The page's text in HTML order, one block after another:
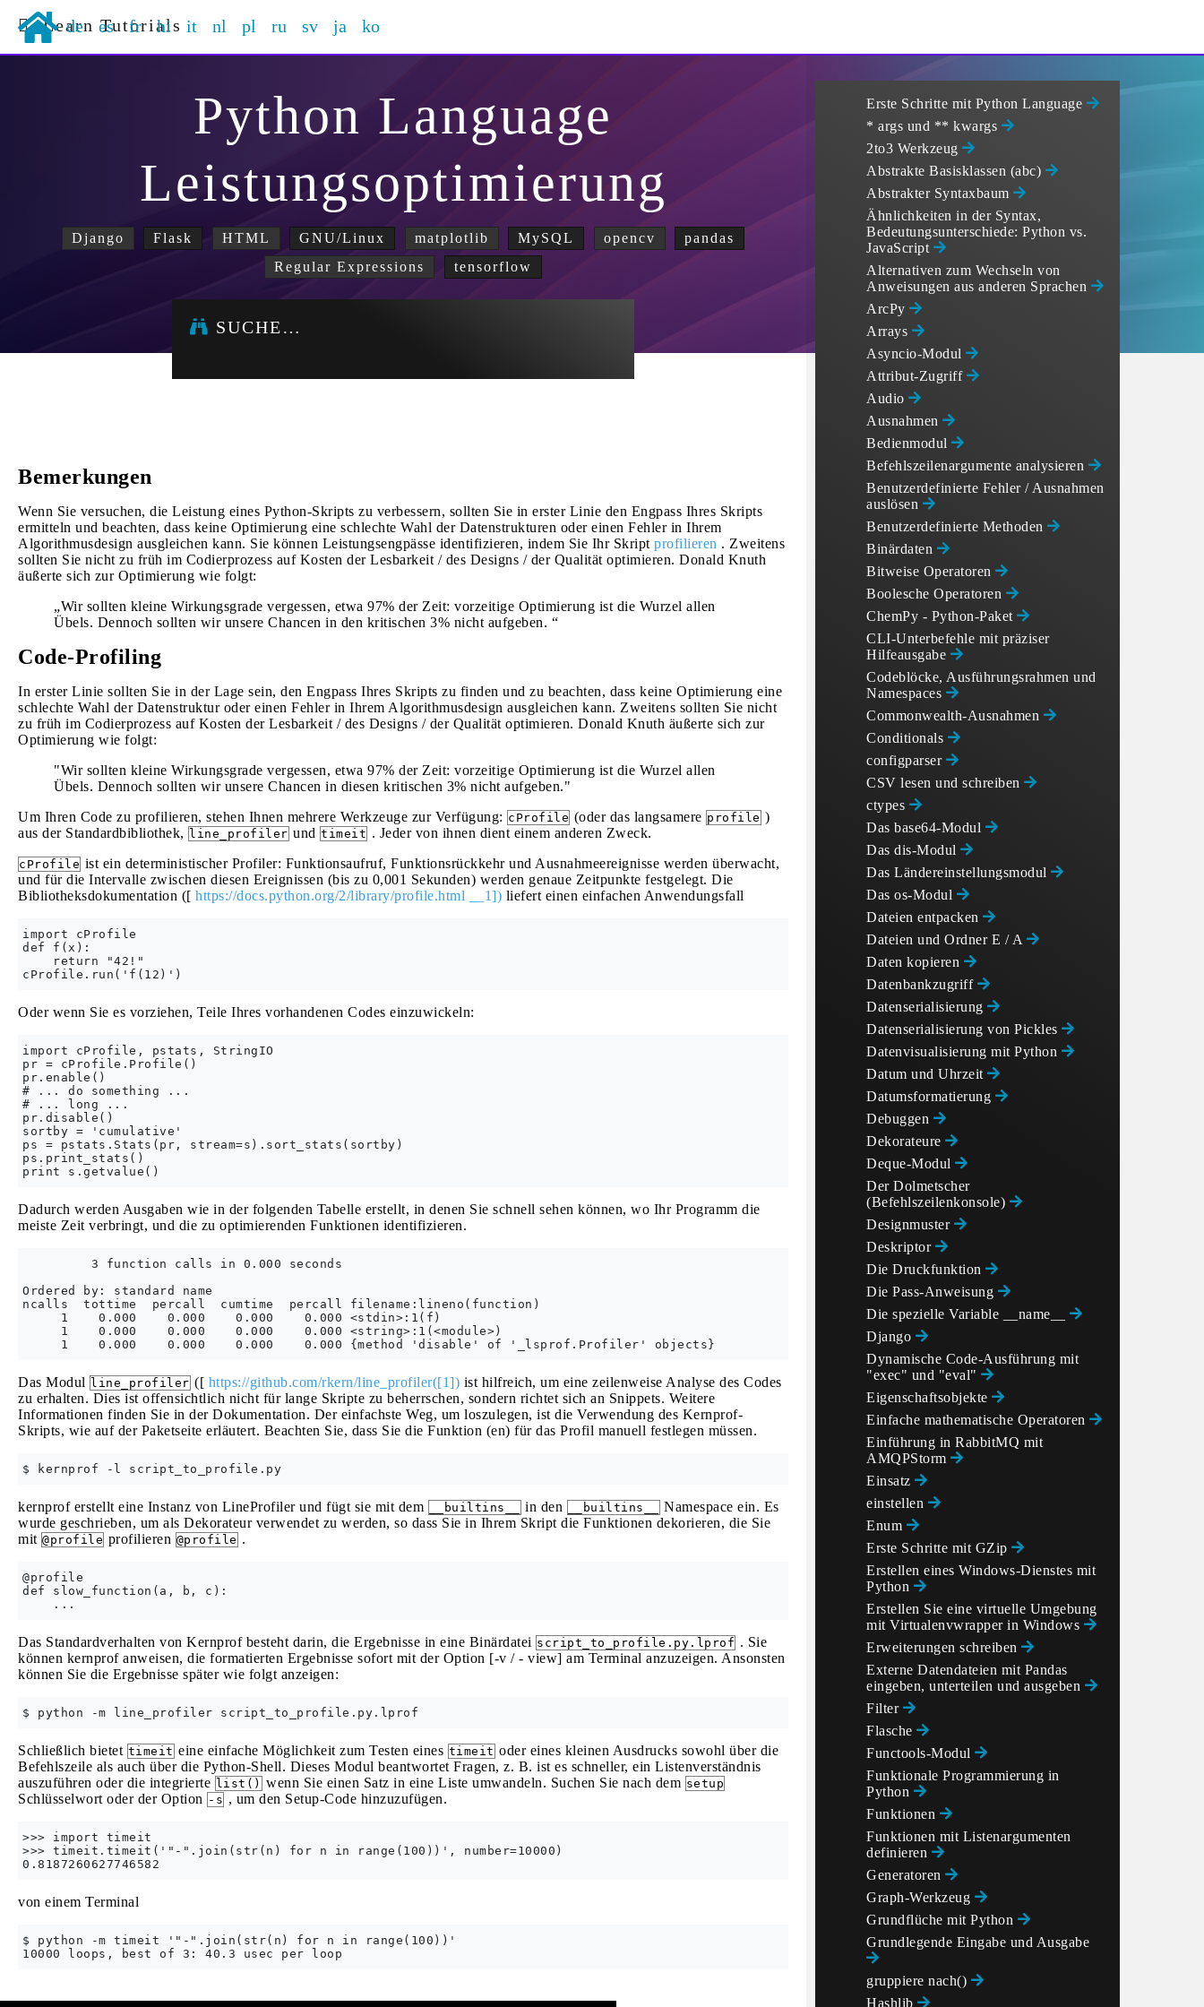
Learn Tutorials
de es fr hi it nl pl ru sv ja ko
Python Language
Leistungsoptimierung
Django Flask HTML GNU/Linux matplotlib MySQL opencv
pandas
Regular Expressions
tensorflow
SUCHE…
Bemerkungen
Wenn Sie versuchen, die Leistung eines Python-Skripts zu verbessern, sollten Sie in erster Linie den Engpass Ihres Skripts
ermitteln und beachten, dass keine Optimierung eine schlechte Wahl der Datenstrukturen oder einen Fehler in Ihrem
Algorithmusdesign ausgleichen kann. Sie können Leistungsengpässe identifizieren, indem Sie Ihr Skript profilieren . Zweitens
sollten Sie nicht zu früh im Codierprozess auf Kosten der Lesbarkeit / des Designs / der Qualität optimieren. Donald Knuth
äußerte sich zur Optimierung wie folgt:
„Wir sollten kleine Wirkungsgrade vergessen, etwa 97% der Zeit: vorzeitige Optimierung ist die Wurzel allen
Übels. Dennoch sollten wir unsere Chancen in den kritischen 3% nicht aufgeben. “
Code-Profiling
In erster Linie sollten Sie in der Lage sein, den Engpass Ihres Skripts zu finden und zu beachten, dass keine Optimierung eine
schlechte Wahl der Datenstruktur oder einen Fehler in Ihrem Algorithmusdesign ausgleichen kann. Zweitens sollten Sie nicht
zu früh im Codierprozess auf Kosten der Lesbarkeit / des Designs / der Qualität optimieren. Donald Knuth äußerte sich zur
Optimierung wie folgt:
"Wir sollten kleine Wirkungsgrade vergessen, etwa 97% der Zeit: vorzeitige Optimierung ist die Wurzel allen
Übels. Dennoch sollten wir unsere Chancen in diesen kritischen 3% nicht aufgeben."
Um Ihren Code zu profilieren, stehen Ihnen mehrere Werkzeuge zur Verfügung: cProfile (oder das langsamere profile )
aus der Standardbibliothek, line_profiler und timeit . Jeder von ihnen dient einem anderen Zweck.
cProfile ist ein deterministischer Profiler: Funktionsaufruf, Funktionsrückkehr und Ausnahmeereignisse werden überwacht,
und für die Intervalle zwischen diesen Ereignissen (bis zu 0,001 Sekunden) werden genaue Zeitpunkte festgelegt. Die
Bibliotheksdokumentation ([ https://docs.python.org/2/library/profile.html __1]) liefert einen einfachen Anwendungsfall
import cProfile
def f(x):
    return "42!"
Oder wenn Sie es vorziehen, Teile Ihres vorhandenen Codes einzuwickeln:
import cProfile, pstats, StringIO
pr = cProfile.Profile()
pr.enable()
# ... do something ...
# ... long ...
pr.disable()
sortby = 'cumulative'
ps = pstats.Stats(pr, stream=s).sort_stats(sortby)
ps.print_stats()
Dadurch werden Ausgaben wie in der folgenden Tabelle erstellt, in denen Sie schnell sehen können, wo Ihr Programm die
meiste Zeit verbringt, und die zu optimierenden Funktionen identifizieren.
         3 function calls in 0.000 seconds
Ordered by: standard name
ncalls  tottime  percall  cumtime  percall filename:lineno(function)
     1    0.000    0.000    0.000    0.000 <stdin>:1(f)
     1    0.000    0.000    0.000    0.000 <string>:1(<module>)
Das Modul line_profiler ([ https://github.com/rkern/line_profiler([1]) ist hilfreich, um eine zeilenweise Analyse des Codes
zu erhalten. Dies ist offensichtlich nicht für lange Skripte zu beherrschen, sondern richtet sich an Snippets. Weitere
Informationen finden Sie in der Dokumentation. Der einfachste Weg, um loszulegen, ist die Verwendung des Kernprof-
Skripts, wie auf der Paketseite erläutert. Beachten Sie, dass Sie die Funktion (en) für das Profil manuell festlegen müssen.
kernprof erstellt eine Instanz von LineProfiler und fügt sie mit dem __builtins__ in den __builtins__
Namespace ein. Es
wurde geschrieben, um als Dekorateur verwendet zu werden, so dass Sie in Ihrem Skript die Funktionen dekorieren, die Sie
mit @profile profilieren @profile .
@profile
def slow_function(a, b, c):
Das Standardverhalten von Kernprof besteht darin, die Ergebnisse in eine Binärdatei script_to_profile.py.lprof . Sie
können kernprof anweisen, die formatierten Ergebnisse sofort mit der Option [-v / - view] am Terminal anzuzeigen. Ansonsten
können Sie die Ergebnisse später wie folgt anzeigen:
Schließlich bietet timeit eine einfache Möglichkeit zum Testen eines timeit oder eines kleinen Ausdrucks sowohl über die
Befehlszeile als auch über die Python-Shell. Dieses Modul beantwortet Fragen, z. B. ist es schneller, ein Listenverständnis
auszuführen oder die integrierte list() wenn Sie einen Satz in eine Liste umwandeln. Suchen Sie nach dem setup
Schlüsselwort oder der Option -s , um den Setup-Code hinzuzufügen.
>>> import timeit
>>> timeit.timeit('"-".join(str(n) for n in range(100))', number=10000)
von einem Terminal
$ python -m timeit '"-".join(str(n) for n in range(100))'
Erste Schritte mit Python Language
* args und ** kwargs
2to3 Werkzeug
Abstrakte Basisklassen (abc)
Abstrakter Syntaxbaum
Ähnlichkeiten in der Syntax,
Bedeutungsunterschiede: Python vs.
JavaScript
Alternativen zum Wechseln von
Anweisungen aus anderen Sprachen
ArcPy
Arrays
Asyncio-Modul
Attribut-Zugriff
Audio
Ausnahmen
Bedienmodul
Befehlszeilenargumente analysieren
Benutzerdefinierte Fehler / Ausnahmen
auslösen
Benutzerdefinierte Methoden
Binärdaten
Bitweise Operatoren
Boolesche Operatoren
ChemPy - Python-Paket
CLI-Unterbefehle mit präziser
Hilfeausgabe
Codeblöcke, Ausführungsrahmen und
Namespaces
Commonwealth-Ausnahmen
Conditionals
configparser
CSV lesen und schreiben
ctypes
Das base64-Modul
Das dis-Modul
Das Ländereinstellungsmodul
Das os-Modul
Dateien entpacken
Dateien und Ordner E / A
Daten kopieren
Datenbankzugriff
Datenserialisierung
Datenserialisierung von Pickles
Datenvisualisierung mit Python
Datum und Uhrzeit
Datumsformatierung
Debuggen
Dekorateure
Deque-Modul
Der Dolmetscher
(Befehlszeilenkonsole)
Designmuster
Deskriptor
Die Druckfunktion
Die Pass-Anweisung
Die spezielle Variable __name__
Django
Dynamische Code-Ausführung mit
"exec" und "eval"
Eigenschaftsobjekte
Einfache mathematische Operatoren
Einführung in RabbitMQ mit
AMQPStorm
Einsatz
einstellen
Enum
Erste Schritte mit GZip
Erstellen eines Windows-Dienstes mit
Python
Erstellen Sie eine virtuelle Umgebung
mit Virtualenvwrapper in Windows
Erweiterungen schreiben
Externe Datendateien mit Pandas
eingeben, unterteilen und ausgeben
Filter
Flasche
Functools-Modul
Funktionale Programmierung in
Python
Funktionen
Funktionen mit Listenargumenten
definieren
Generatoren
Graph-Werkzeug
Grundflüche mit Python
Grundlegende Eingabe und Ausgabe
gruppiere nach()
Hashlib